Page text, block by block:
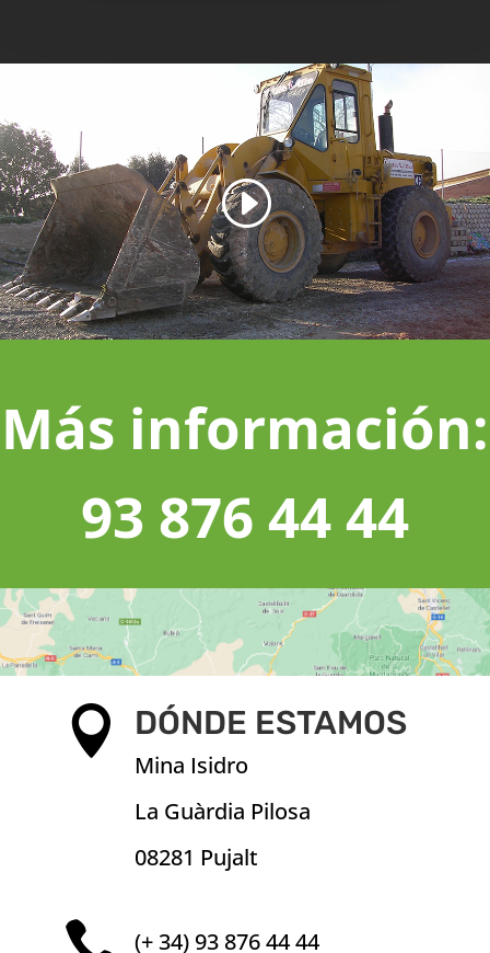
Más información:
93 876 44 44
 DÓNDE ESTAMOS
Mina Isidro
La Guàrdia Pilosa
08281 Pujalt
(+ 34) 93 876 44 44